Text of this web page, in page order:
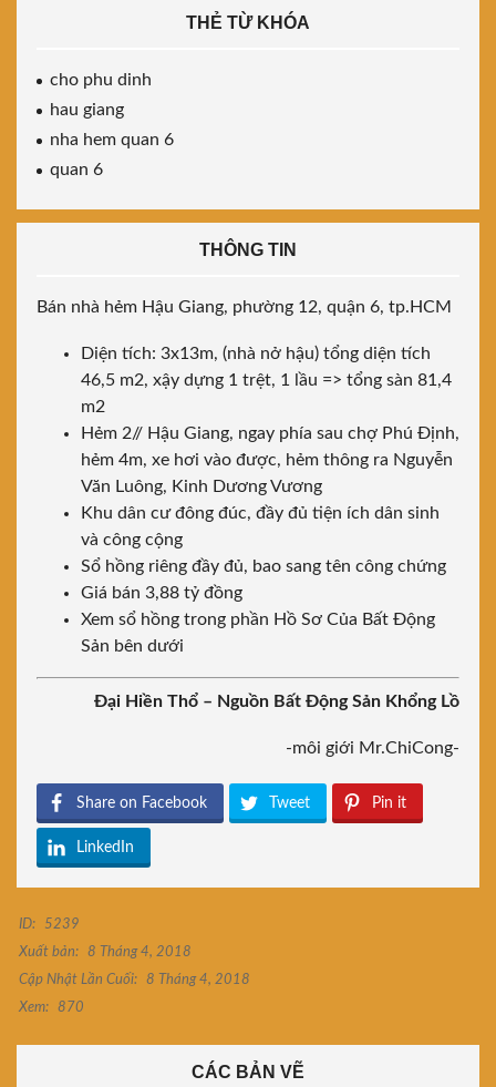
THẺ TỪ KHÓA
cho phu dinh
hau giang
nha hem quan 6
quan 6
THÔNG TIN
Bán nhà hẻm Hậu Giang, phường 12, quận 6, tp.HCM
Diện tích: 3x13m, (nhà nở hậu) tổng diện tích
46,5 m2, xậy dựng 1 trệt, 1 lầu => tổng sàn 81,4
m2
Hẻm 2// Hậu Giang, ngay phía sau chợ Phú Định,
hẻm 4m, xe hơi vào được, hẻm thông ra Nguyễn
Văn Luông, Kinh Dương Vương
Khu dân cư đông đúc, đầy đủ tiện ích dân sinh
và công cộng
Sổ hồng riêng đầy đủ, bao sang tên công chứng
Giá bán 3,88 tỷ đồng
Xem sổ hồng trong phần Hồ Sơ Của Bất Động
Sản bên dưới
Đại Hiền Thổ – Nguồn Bất Động Sản Khổng Lồ
-môi giới Mr.ChiCong-
Share on Facebook Tweet Pin it
LinkedIn
ID:
5239
Xuất bản:
8 Tháng 4, 2018
Cập Nhật Lần Cuối:
8 Tháng 4, 2018
Xem:
870
CÁC BẢN VẼ